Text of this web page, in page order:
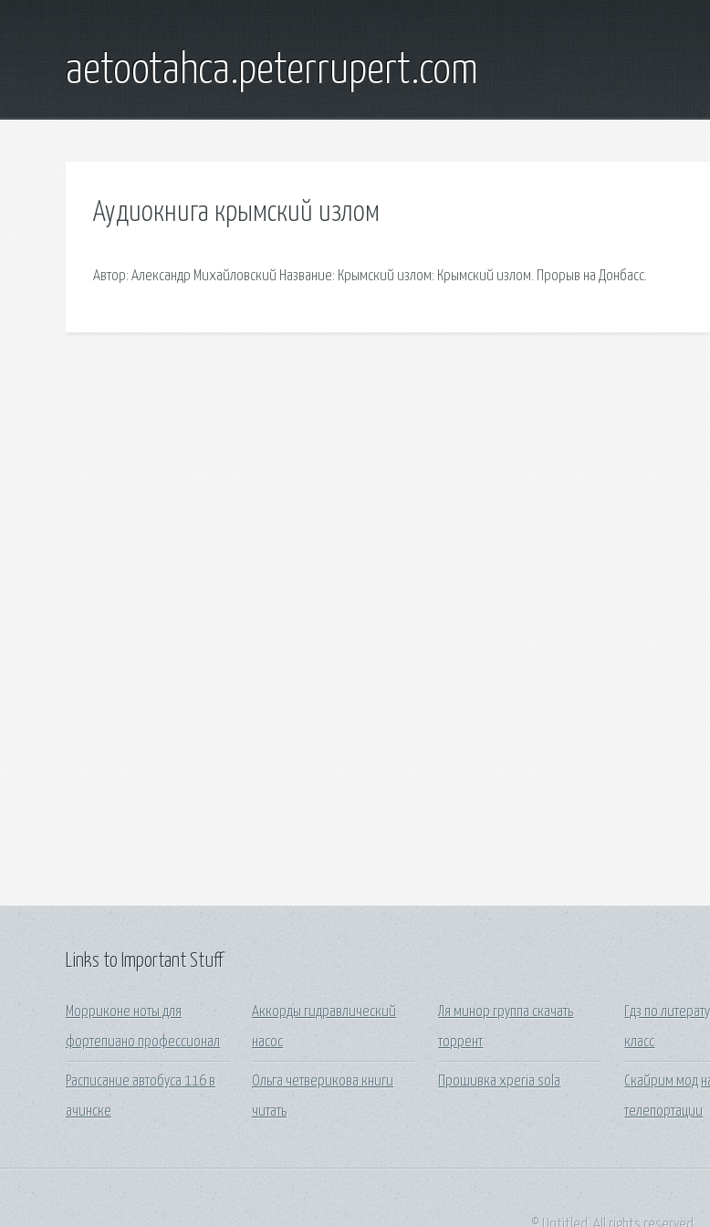
aetootahca.peterrupert.com
Аудиокнига крымский излом
Автор: Александр Михайловский Название: Крымский излом: Крымский излом. Прорыв на Донбасс.
Links to Important Stuff
Морриконе ноты для
фортепиано профессионал
Расписание автобуса 116 в
ачинске
Аккорды гидравлический
насос
Ольга четверикова книги
читать
Ля минор группа скачать
торрент
Прошивка xperia sola
Гдз по
класс
Скайрим мод
телепортации